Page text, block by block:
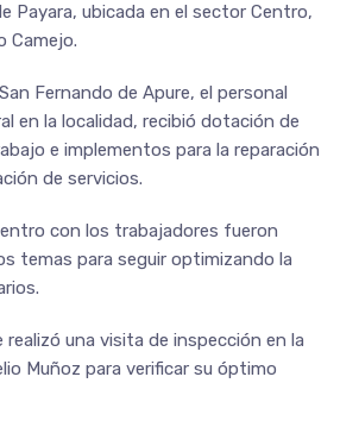
Payara, ubicada en el sector Centro,
Camejo.
Fernando de Apure, el personal
en la localidad, recibió dotación de
e implementos para la reparación
de servicios.
con los trabajadores fueron
temas para seguir optimizando la
una visita de inspección en la
Muñoz para verificar su óptimo